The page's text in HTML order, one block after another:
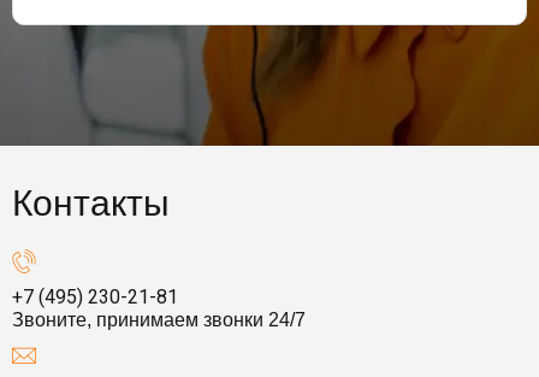
Контакты
+7 (495) 230-21-81
Звоните, принимаем звонки 24/7